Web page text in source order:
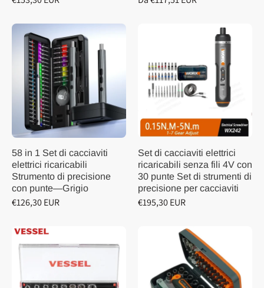
58 in 1 Set di cacciaviti
elettrici ricaricabili
Strumento di precisione
con punte—Grigio
€126,30 EUR
Set di cacciaviti elettrici
ricaricabili senza fili 4V con
30 punte Set di strumenti di
precisione per cacciaviti
€195,30 EUR